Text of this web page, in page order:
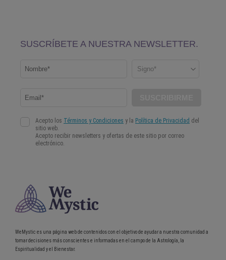
WeMystic es una página web de contenidos con el objetivo de ayudar a nuestra comunidad a
tomar decisiones más conscientes e informadas en el campo de la Astrología, la
Espiritualidad y el Bienestar.